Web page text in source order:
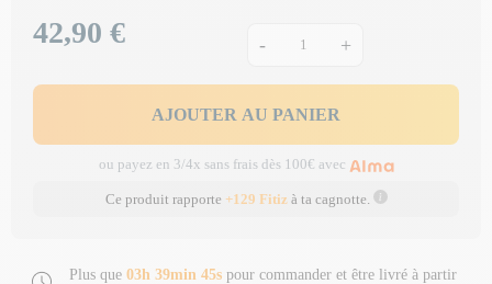
Prix
42,90 € - +
AJOUTER AU PANIER
ou payez en 3/4x sans frais dès 100€ avec
Ce produit rapporte +129 Fitizà ta cagnotte.
Plus que 03h 39min 44s pour commander et être livré à partir